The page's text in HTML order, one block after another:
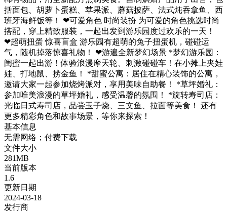
括面包、胡萝卜蛋糕、苹果派、蘑菇披萨、法式炖吞拿鱼、西
班牙海鲜饭等！ ❤可爱角色 时尚装扮 为可爱的角色挑选时尚
搭配，穿上精致服装，一起出发到游乐园度过欢乐的一天！
❤超萌扭蛋 惊喜盲盒 游乐园有超萌的兔子扭蛋机，碰碰运
气，随机掉落惊喜礼物！ ❤游遍全新梦幻场景 *梦幻游乐园：
闺蜜一起出游！体验浪漫摩天轮、刺激碰碰车！在小摊上夹娃
娃、打地鼠、捞金鱼！ *甜蜜公寓：居住在精心装饰的公寓，
邀请大家一起参加烧烤派对，享用美味自助餐！ *草坪婚礼：
参加唯美浪漫的草坪婚礼，感受温馨的氛围！ *旋转寿司店：
光临日式寿司店，品尝玉子烧、三文鱼、拉面等美食！ 还有
更多精彩角色和故事场景，等你来探索！
基本信息
无需网络；付费下载
文件大小
281MB
当前版本
1.6
更新日期
2024-03-18
发行商